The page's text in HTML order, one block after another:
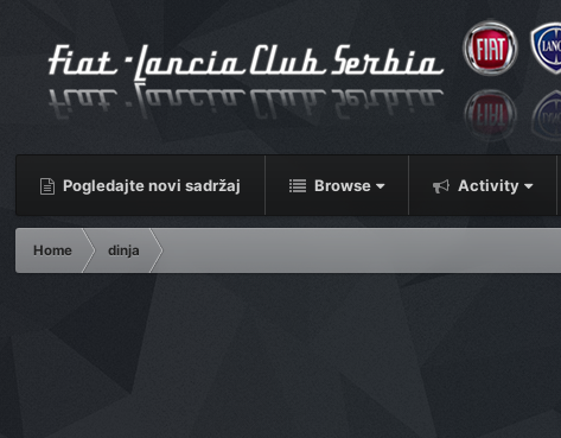
Pogledajte novi sadržaj Browse Activity
Home dinja